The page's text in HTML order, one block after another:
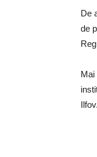
De
de
Mai
Ilfov.